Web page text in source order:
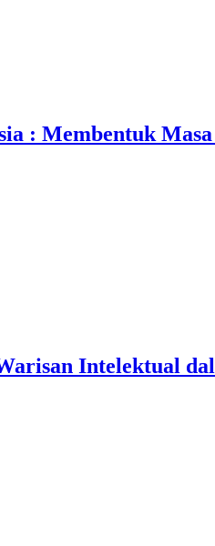
: Membentuk
Intelektual